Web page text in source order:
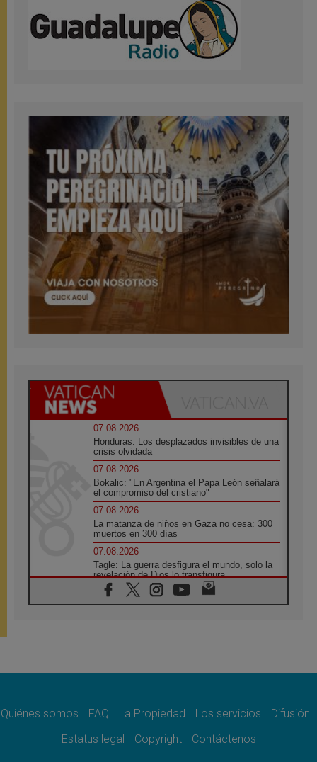
07.08.2026
Honduras: Los desplazados invisibles de una
crisis olvidada
07.08.2026
Bokalic: "En Argentina el Papa León señalará
el compromiso del cristiano"
07.08.2026
La matanza de niños en Gaza no cesa: 300
muertos en 300 días
07.08.2026
Tagle: La guerra desfigura el mundo, solo la
revelación de Dios lo transfigura
07.08.2026
Presentada la Trienal de Arte de las
espacio público
Lanzan un proyecto de empoderamiento
Quiénes somos FAQ La Propiedad Los servicios
Difusión
Estatus legal
Copyright Contáctenos